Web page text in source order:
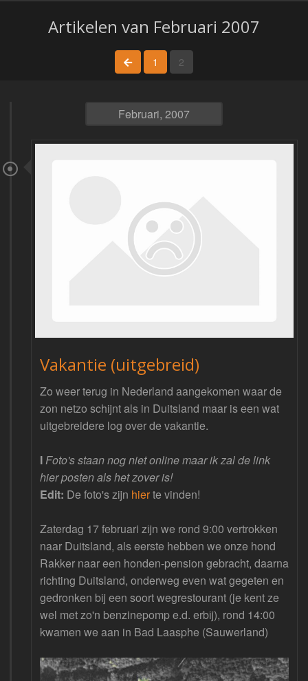
Artikelen van Februari 2007
vorige pagina
1 2
Februari, 2007
Vakantie (uitgebreid)
Zo weer terug in Nederland aangekomen waar de
zon netzo schijnt als in Duitsland maar is een wat
uitgebreidere log over de vakantie.
IFoto's staan nog niet online maar ik zal de link
hier posten als het zover is!
Edit: De foto's zijn hierte vinden!
Zaterdag 17 februari zijn we rond 9:00 vertrokken
naar Duitsland, als eerste hebben we onze hond
Rakker naar een honden-pension gebracht, daarna
richting Duitsland, onderweg even wat gegeten en
gedronken bij een soort wegrestourant (je kent ze
wel met zo'n benzinepomp e.d. erbij), rond 14:00
kwamen we aan in Bad Laasphe (Sauwerland)